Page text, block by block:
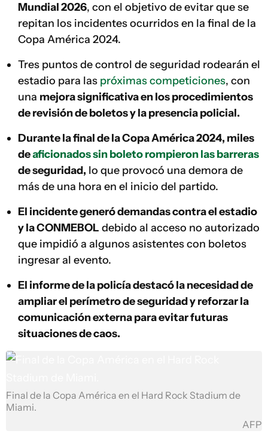
Mundial 2026, con el objetivo de evitar que se
repitan los incidentes ocurridos en la final de la
Copa América 2024.
Tres puntos de control de seguridad rodearán el
estadio para las próximas competiciones, con
una mejora significativa en los procedimientos
de revisión de boletos y la presencia policial.
Durante la final de la Copa América 2024, miles
deaficionados sin boleto rompieron las barreras
de seguridad, lo que provocó una demora de
más de una hora en el inicio del partido.
El incidente generó demandas contra el estadio
y la CONMEBOL debido al acceso no autorizado
que impidió a algunos asistentes con boletos
ingresar al evento.
El informe de la policía destacó la necesidad de
ampliar el perímetro de seguridad y reforzar la
comunicación externa para evitar futuras
situaciones de caos.
Final de la Copa América en el Hard Rock Stadium de
Miami.
AFP